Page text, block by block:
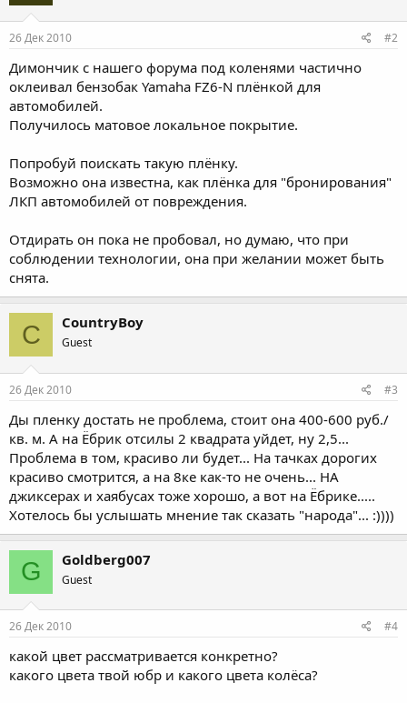
26 Дек 2010 #2
Димончик с нашего форума под коленями частично
оклеивал бензобак Yamaha FZ6-N плёнкой для
автомобилей.
Получилось матовое локальное покрытие.
Попробуй поискать такую плёнку.
Возможно она известна, как плёнка для "бронирования"
ЛКП автомобилей от повреждения.
Отдирать он пока не пробовал, но думаю, что при
соблюдении технологии, она при желании может быть
снята.
C CountryBoy
Guest
26 Дек 2010 #3
Ды пленку достать не проблема, стоит она 400-600 руб./
кв. м. А на Ёбрик отсилы 2 квадрата уйдет, ну 2,5...
Проблема в том, красиво ли будет... На тачках дорогих
красиво смотрится, а на 8ке как-то не очень... НА
джиксерах и хаябусах тоже хорошо, а вот на Ёбрике.....
Хотелось бы услышать мнение так сказать "народа"... :))))
G Goldberg007
Guest
26 Дек 2010 #4
какой цвет рассматривается конкретно?
какого цвета твой юбр и какого цвета колёса?